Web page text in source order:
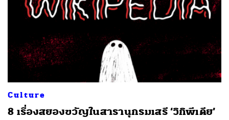
Culture
8 เรื่องสยองขวัญในสารานุกรมเสรี ‘วิกิพีเดีย’
ค้นหา
SHARE TWEET LINE